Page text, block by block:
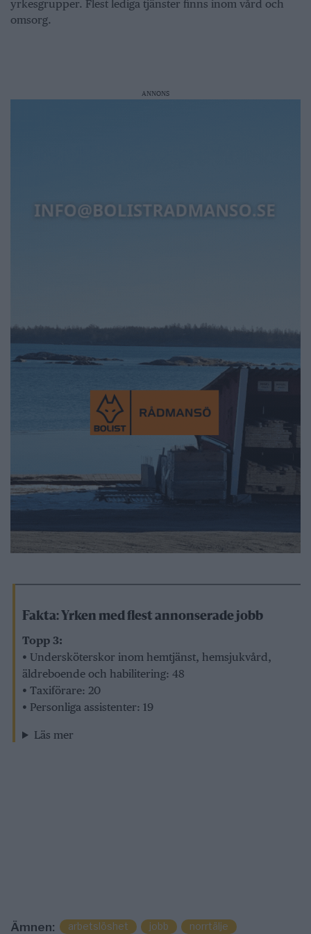
yrkesgrupper. Flest lediga tjänster finns inom vård och
omsorg.
ANNONS
Fakta: Yrken med flest annonserade jobb
Topp 3:
• Undersköterskor inom hemtjänst, hemsjukvård,
äldreboende och habilitering: 48
• Taxiförare: 20
• Personliga assistenter: 19
Läs mer
Ämnen: arbetslöshet jobb
norrtälje